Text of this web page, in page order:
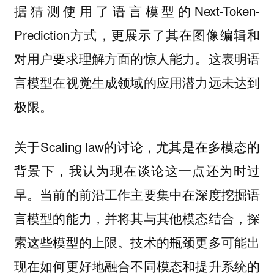
据猜测使用了语言模型的Next-Token-
Prediction方式，更展示了其在图像编辑和
对用户要求理解方面的惊人能力。这表明语
言模型在视觉生成领域的应用潜力远未达到
极限。
关于Scaling law的讨论，尤其是在多模态的
背景下，我认为现在谈论这一点还为时过
早。当前的前沿工作主要集中在深度挖掘语
言模型的能力，并将其与其他模态结合，探
索这些模型的上限。技术的瓶颈更多可能出
现在如何更好地融合不同模态和提升系统的